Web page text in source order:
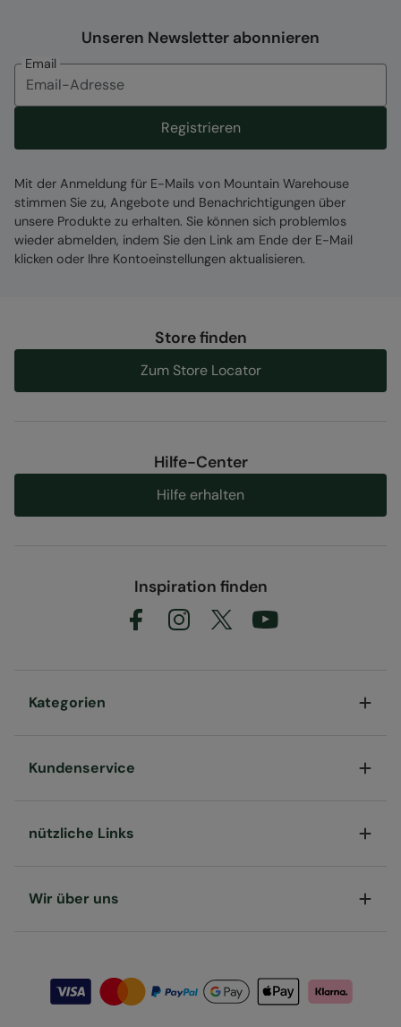
Material:
Error loading composition data
Mountain Warehouse Polska Spółka z Ograniczoną
Odpowiedzialnością, ul. Grzybowska 87, 00-844
Warszawa, Poland
Artikel#
Unseren Newsletter abonnieren
Email
Registrieren
Mit der Anmeldung für E-Mails von Mountain Warehouse
stimmen Sie zu, Angebote und Benachrichtigungen über
unsere Produkte zu erhalten. Sie können sich problemlos
wieder abmelden, indem Sie den Link am Ende der E-Mail
klicken oder Ihre Kontoeinstellungen aktualisieren.
Store finden
Zum Store Locator
Hilfe-Center
Hilfe erhalten
Inspiration finden
Kategorien
Kundenservice
nützliche Links
Wir über uns